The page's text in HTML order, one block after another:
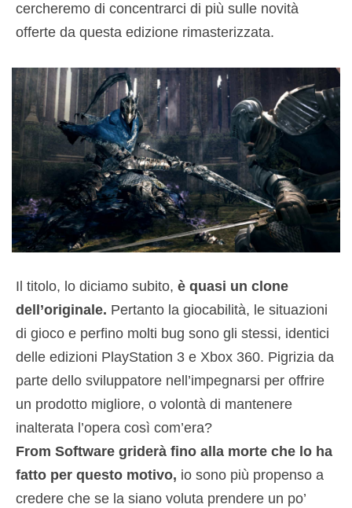
cercheremo di concentrarci di più sulle novità
offerte da questa edizione rimasterizzata.
Il titolo, lo diciamo subito, è quasi un clone
dell’originale. Pertanto la giocabilità, le situazioni
di gioco e perfino molti bug sono gli stessi, identici
delle edizioni PlayStation 3 e Xbox 360. Pigrizia da
parte dello sviluppatore nell’impegnarsi per offrire
un prodotto migliore, o volontà di mantenere
inalterata l’opera così com’era?
From Software griderà fino alla morte che lo ha
fatto per questo motivo, io sono più propenso a
credere che se la siano voluta prendere un po’